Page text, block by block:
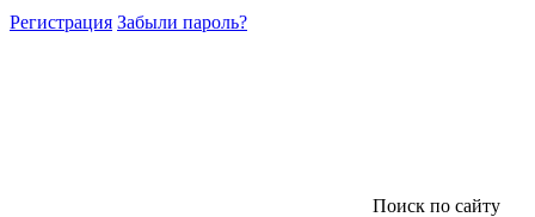
Регистрация Забыли пароль?
Поиск по сайту